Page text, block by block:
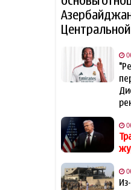
09:25
09:20
новый
09:13
WSJ:
ума"